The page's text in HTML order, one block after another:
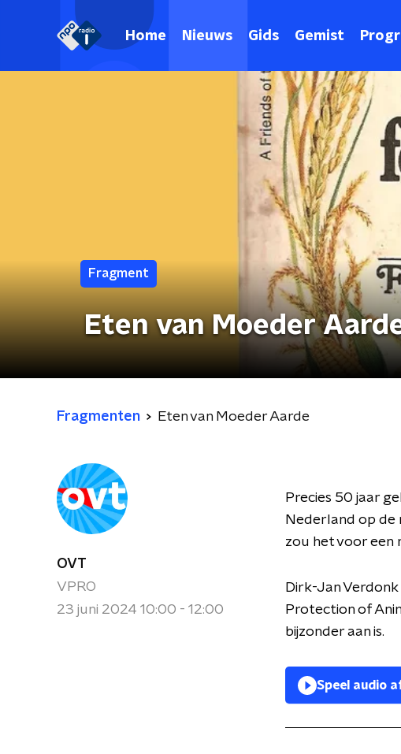
Home Nieuws Gids Gemist
Fragment
Eten van Moeder
Fragmenten Eten van Moeder Aarde
OVT
VPRO
23 juni 2024 10:00 - 12:00
Precies 50 jaar
Nederland op de
zou het voor een
Dirk-Jan
Protection of
bijzonder aan is.
Speel audio